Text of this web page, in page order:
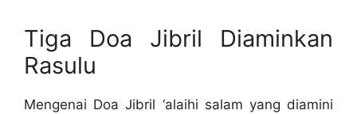
Tiga Doa Jibril Diaminkan
Rasulu
Mengenai Doa Jibril ‘alaihi salam yang diamini